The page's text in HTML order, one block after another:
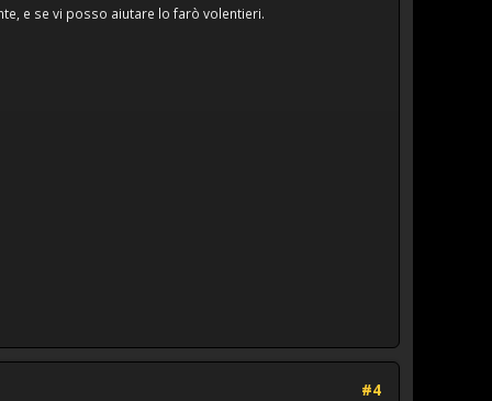
e se vi posso aiutare lo farò volentieri.
#4